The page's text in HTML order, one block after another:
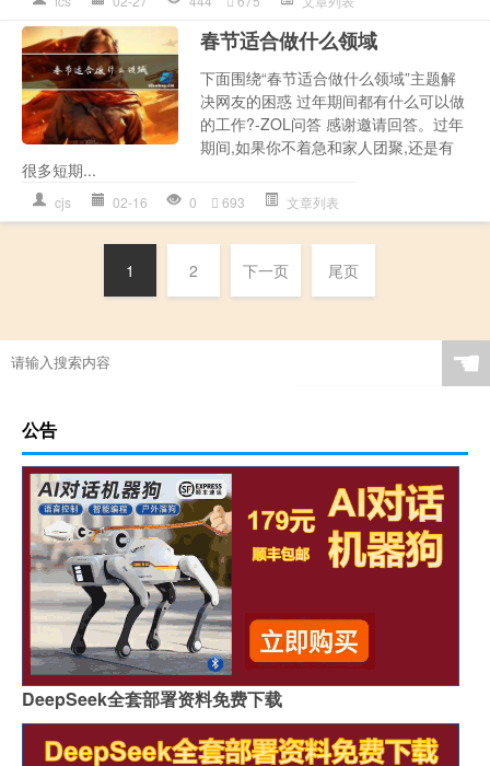
春节适合做什么领域
下面围绕“春节适合做什么领域”主题解
决网友的困惑 过年期间都有什么可以做
的工作?-ZOL问答 感谢邀请回答。过年
期间,如果你不着急和家人团聚,还是有
很多短期...
cjs 02-16 0 693 文章列表
1 2 下一页 尾页
☚
公告
DeepSeek全套部署资料免费下载